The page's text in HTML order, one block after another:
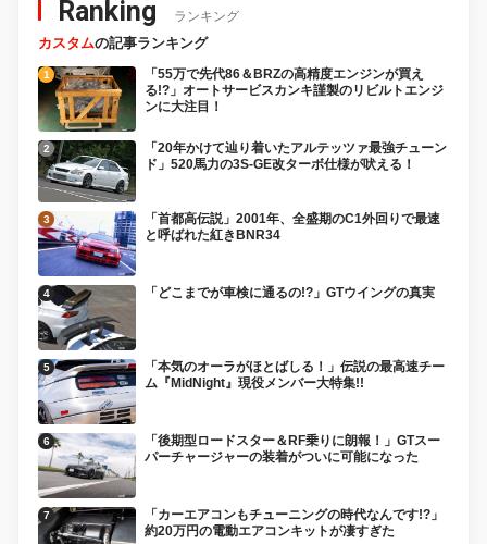
Ranking ランキング
カスタムの記事ランキング
「55万で先代86＆BRZの高精度エンジンが買え
る!?」オートサービスカンキ謹製のリビルトエンジ
ンに大注目！
「20年かけて辿り着いたアルテッツァ最強チューン
ド」520馬力の3S-GE改ターボ仕様が吠える！
「首都高伝説」2001年、全盛期のC1外回りで最速
と呼ばれた紅きBNR34
「どこまでが車検に通るの!?」GTウイングの真実
「本気のオーラがほとばしる！」伝説の最高速チー
ム『MidNight』現役メンバー大特集!!
「後期型ロードスター＆RF乗りに朗報！」GTスー
パーチャージャーの装着がついに可能になった
「カーエアコンもチューニングの時代なんです!?」
約20万円の電動エアコンキットが凄すぎた